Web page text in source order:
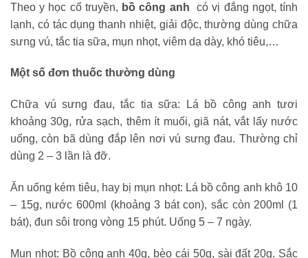
Theo y học cổ truyền, bồ công anh
có vị đắng ngọt, tính
lạnh, có tác dụng thanh nhiệt, giải độc, thường dùng chữa
sưng vú, tắc tia sữa, mụn nhọt, viêm dạ dày, khó tiêu,…
Một số đơn thuốc thường dùng
Chữa vú sưng đau, tắc tia sữa: Lá bồ công anh tươi
khoảng 30g, rửa sạch, thêm ít muối, giã nát, vắt lấy nước
uống, còn bã dùng đắp lên nơi vú sưng đau. Thường chỉ
dùng 2 – 3 lần là đỡ.
Ăn uống kém tiêu, hay bị mụn nhọt: Lá bồ công anh khô 10
– 15g, nước 600ml (khoảng 3 bát con), sắc còn 200ml (1
bát), đun sôi trong vòng 15 phút. Uống 5 – 7 ngày.
Mụn nhọt: Bồ công anh 40g, bèo cái 50g, sài đất 20g. Sắc